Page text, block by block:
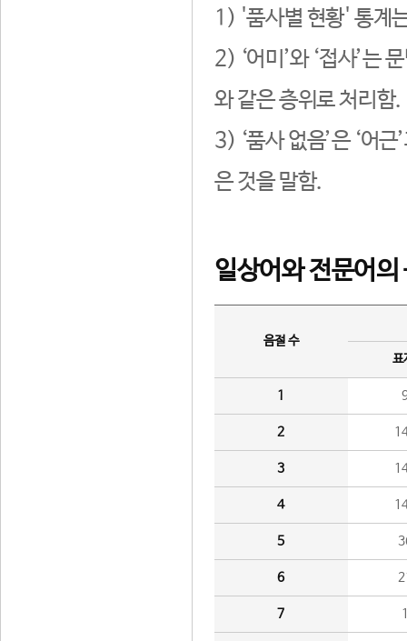
1) '품사별 현황' 통계
2) ‘어미’와 ‘접사’는
와 같은 층위로 처리함.
3) ‘품사 없음’은 ‘어
은 것을 말함.
일상어와 전문어의
음절 수
표
1
2
3
4
5
6
7